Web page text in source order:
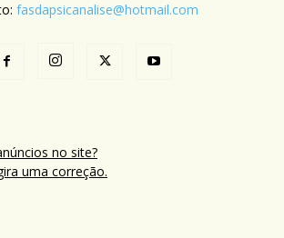
fasdapsicanalise@hotmail.com
no site?
uma correção.